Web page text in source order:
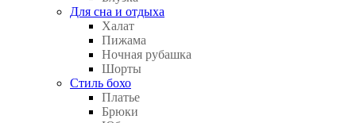
Для сна и отдыха
Халат
Пижама
Ночная рубашка
Шорты
Стиль бохо
Платье
Брюки